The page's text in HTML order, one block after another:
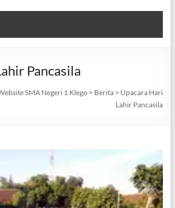
Pancasila
SMA Negeri 1 Klego > Berita > Upacara Hari
Lahir Pancasila